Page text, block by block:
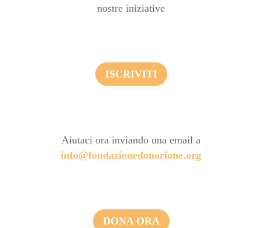
nostre iniziative
ISCRIVITI
Aiutaci ora inviando una email a
info@fondazionedonorione.org
DONA ORA